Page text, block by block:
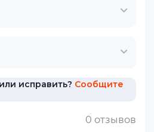
исправить? Сообщите
0 отзывов